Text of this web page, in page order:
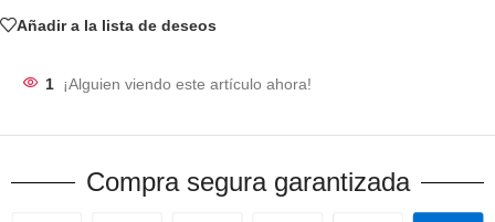
Añadir a la lista de deseos
1 ¡Alguien viendo este artículo ahora!
Compra segura garantizada